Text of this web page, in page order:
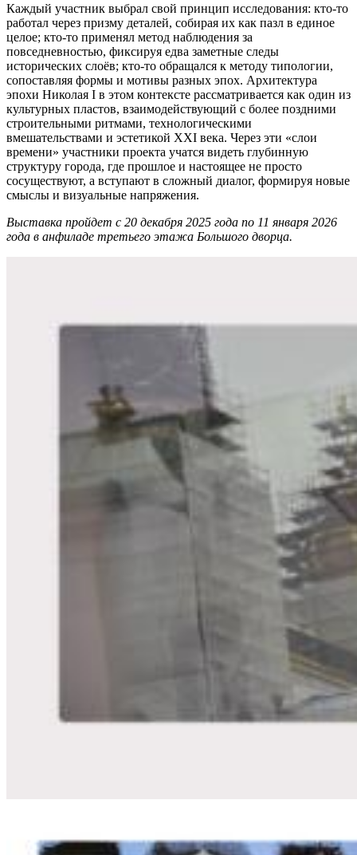
Каждый участник выбрал свой принцип исследования: кто-то
работал через призму деталей, собирая их как пазл в единое
целое; кто-то применял метод наблюдения за
повседневностью, фиксируя едва заметные следы
исторических слоёв; кто-то обращался к методу типологии,
сопоставляя формы и мотивы разных эпох. Архитектура
эпохи Николая I в этом контексте рассматривается как один из
культурных пластов, взаимодействующий с более поздними
строительными ритмами, технологическими
вмешательствами и эстетикой XXI века. Через эти «слои
времени» участники проекта учатся видеть глубинную
структуру города, где прошлое и настоящее не просто
сосуществуют, а вступают в сложный диалог, формируя новые
смыслы и визуальные напряжения.
Выставка пройдет с 20 декабря 2025 года по 11 января 2026
года в анфиладе третьего этажа Большого дворца.